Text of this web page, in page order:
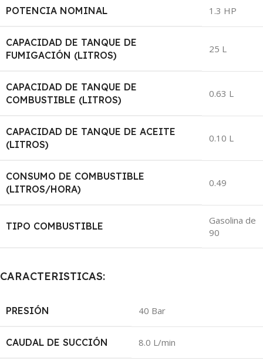
POTENCIA NOMINAL 1.3 HP
CAPACIDAD DE TANQUE DE
FUMIGACIÓN (LITROS)
25 L
CAPACIDAD DE TANQUE DE
COMBUSTIBLE (LITROS)
0.63 L
CAPACIDAD DE TANQUE DE ACEITE
(LITROS)
0.10 L
CONSUMO DE COMBUSTIBLE
(LITROS/HORA)
0.49
TIPO COMBUSTIBLE
Gasolina de
90
CARACTERISTICAS:
PRESIÓN 40 Bar
CAUDAL DE SUCCIÓN 8.0 L/min